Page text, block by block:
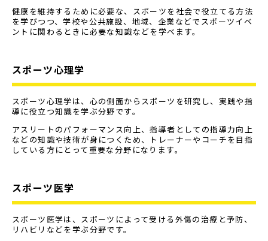
健康を維持するために必要な、スポーツを社会で役立てる方法
を学びつつ、学校や公共施設、地域、企業などでスポーツイベ
ントに関わるときに必要な知識などを学べます。
スポーツ心理学
スポーツ心理学は、心の側面からスポーツを研究し、実践や指
導に役立つ知識を学ぶ分野です。
アスリートのパフォーマンス向上、指導者としての指導力向上
などの知識や技術が身につくため、トレーナーやコーチを目指
している方にとって重要な分野になります。
スポーツ医学
スポーツ医学は、スポーツによって受ける外傷の治療と予防、
リハビリなどを学ぶ分野です。